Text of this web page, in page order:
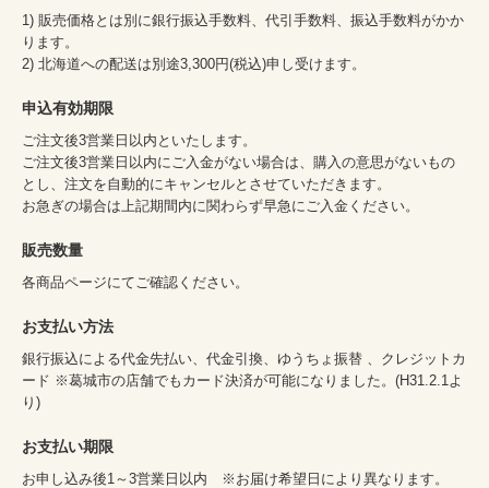
1) 販売価格とは別に銀行振込手数料、代引手数料、振込手数料がかか
ります。
2) 北海道への配送は別途3,300円(税込)申し受けます。
申込有効期限
ご注文後3営業日以内といたします。
ご注文後3営業日以内にご入金がない場合は、購入の意思がないもの
とし、注文を自動的にキャンセルとさせていただきます。
お急ぎの場合は上記期間内に関わらず早急にご入金ください。
販売数量
各商品ページにてご確認ください。
お支払い方法
銀行振込による代金先払い、代金引換、ゆうちょ振替 、クレジットカ
ード ※葛城市の店舗でもカード決済が可能になりました。(H31.2.1よ
り)
お支払い期限
お申し込み後1～3営業日以内 ※お届け希望日により異なります。